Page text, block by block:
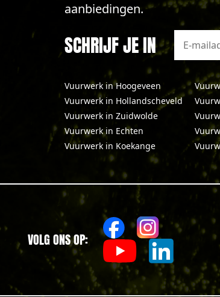
aanbiedingen.
SCHRIJF JE IN
Vuurwerk in Hoogeveen
Vuurwerk in Hollandscheveld
Vuurwerk in Zuidwolde
Vuurwerk in Echten
Vuurwerk in Koekange
VOLG ONS OP: